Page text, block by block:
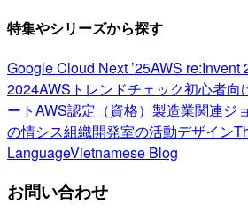
特集やシリーズから探す
Google Cloud Next ’25AWS re:Invent
2024AWSトレンドチェック初心者向
ートAWS認定（資格） 製造業関連ジ
の情シス組織開発室の活動デザイン
LanguageVietnamese Blog
お問い合わせ